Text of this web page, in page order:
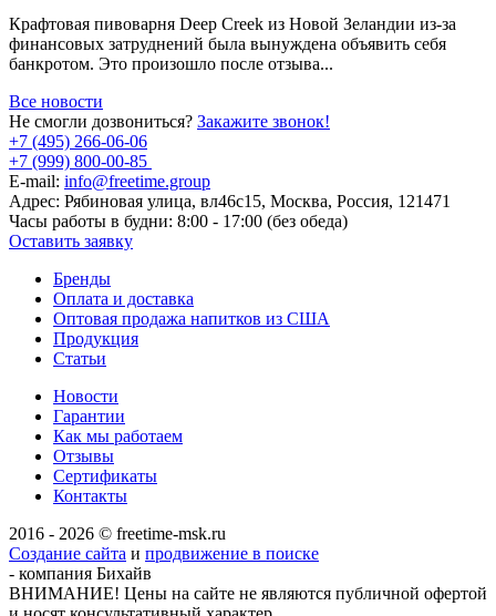
Крафтовая пивоварня Deep Creek из Новой Зеландии из-за
финансовых затруднений была вынуждена объявить себя
банкротом. Это произошло после отзыва...
Все новости
Не смогли дозвониться? Закажите звонок!
+7 (495) 266-06-06
+7 (999) 800-00-85
E-mail: info@freetime.group
Адрес: Рябиновая улица, вл46с15, Москва, Россия, 121471
Часы работы в будни: 8:00 - 17:00 (без обеда)
Оставить заявку
Бренды
Оплата и доставка
Оптовая продажа напитков из США
Продукция
Статьи
Новости
Гарантии
Как мы работаем
Отзывы
Сертификаты
Контакты
2016 - 2026 © freetime-msk.ru
Создание сайта и продвижение в поиске
- компания Бихайв
ВНИМАНИЕ! Цены на сайте не являются публичной офертой